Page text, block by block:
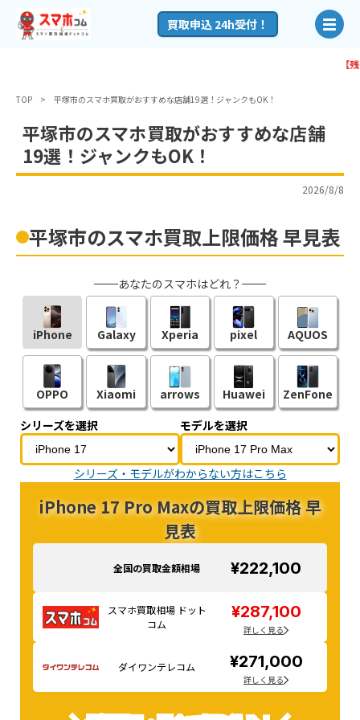
買取申込 24h受付！
】
TOP 平塚市のスマホ買取がおすすめな店舗19選！ジャンクもOK！
平塚市のスマホ買取がおすすめな店舗
19選！ジャンクもOK！
2026/8/8
平塚市のスマホ買取上限価格 早見表
あなたのスマホはどれ？
iPhone Galaxy Xperia pixel AQUOS
OPPO Xiaomi arrows Huawei
ZenFone
シリーズを選択
モデルを選択
シリーズ・モデルがわからない方はこちら
iPhone 17 Pro Maxの買取上限価格 早
見表
全国の買取金額相場 ¥222,100
スマホ買取相場 ドット
コム
¥287,100
詳しく見る
ダイワンテレコム ¥271,000
詳しく見る